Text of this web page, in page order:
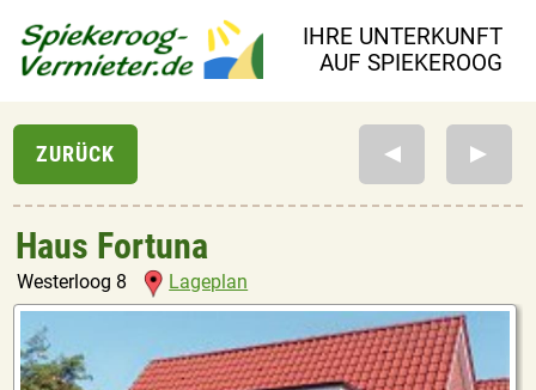
IHRE UNTERKUNFT
AUF SPIEKEROOG
Haus Fortuna
Westerloog 8 Lageplan